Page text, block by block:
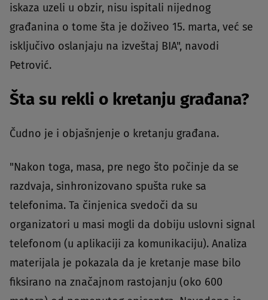
iskaza uzeli u obzir, nisu ispitali nijednog
građanina o tome šta je doživeo 15. marta, već se
isključivo oslanjaju na izveštaj BIA", navodi
Petrović.
Šta su rekli o kretanju građana?
Čudno je i objašnjenje o kretanju građana.
"Nakon toga, masa, pre nego što počinje da se
razdvaja, sinhronizovano spušta ruke sa
telefonima. Ta činjenica svedoči da su
organizatori u masi mogli da dobiju uslovni signal
telefonom (u aplikaciji za komunikaciju). Analiza
materijala je pokazala da je kretanje mase bilo
fiksirano na značajnom rastojanju (oko 600